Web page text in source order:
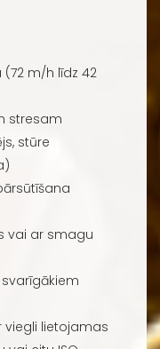
(72 m/h līdz 42
stresam
stūre
vai ar smagu
viegli lietojamas